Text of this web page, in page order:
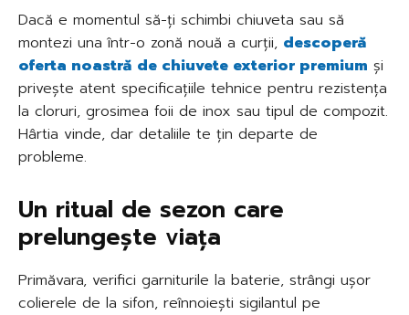
Dacă e momentul să-ți schimbi chiuveta sau să
montezi una într-o zonă nouă a curții, descoperă
oferta noastră de chiuvete exterior premium și
privește atent specificațiile tehnice pentru rezistența
la cloruri, grosimea foii de inox sau tipul de compozit.
Hârtia vinde, dar detaliile te țin departe de
probleme.
Un ritual de sezon care
prelungește viața
Primăvara, verifici garniturile la baterie, strângi ușor
colierele de la sifon, reînnoiești sigilantul pe